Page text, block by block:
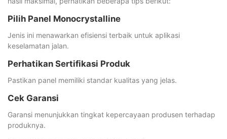
Pilih Panel Monocrystalline
Jenis ini menawarkan efisiensi terbaik untuk aplikasi
keselamatan jalan.
Perhatikan Sertifikasi Produk
Pastikan panel memiliki standar kualitas yang jelas.
Cek Garansi
Garansi menunjukkan tingkat kepercayaan produsen terhadap
produknya.